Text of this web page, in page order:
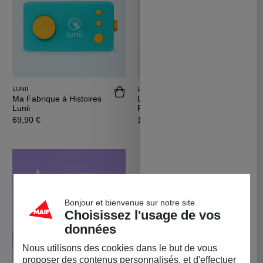
LUNII
Ma Fabrique à Histoires
Lunii
Prix
69,90 €
Acheter Ma Fabrique à Histoires Lunii
LE JOUET SIMPLE
La Locomotive de Mr
Renard
Prix
13,90 €
Bonjour et bienvenue sur notre site
Choisissez l'usage de vos
données
Nous utilisons des cookies dans le but de vous
proposer des contenus personnalisés, et d'effectuer